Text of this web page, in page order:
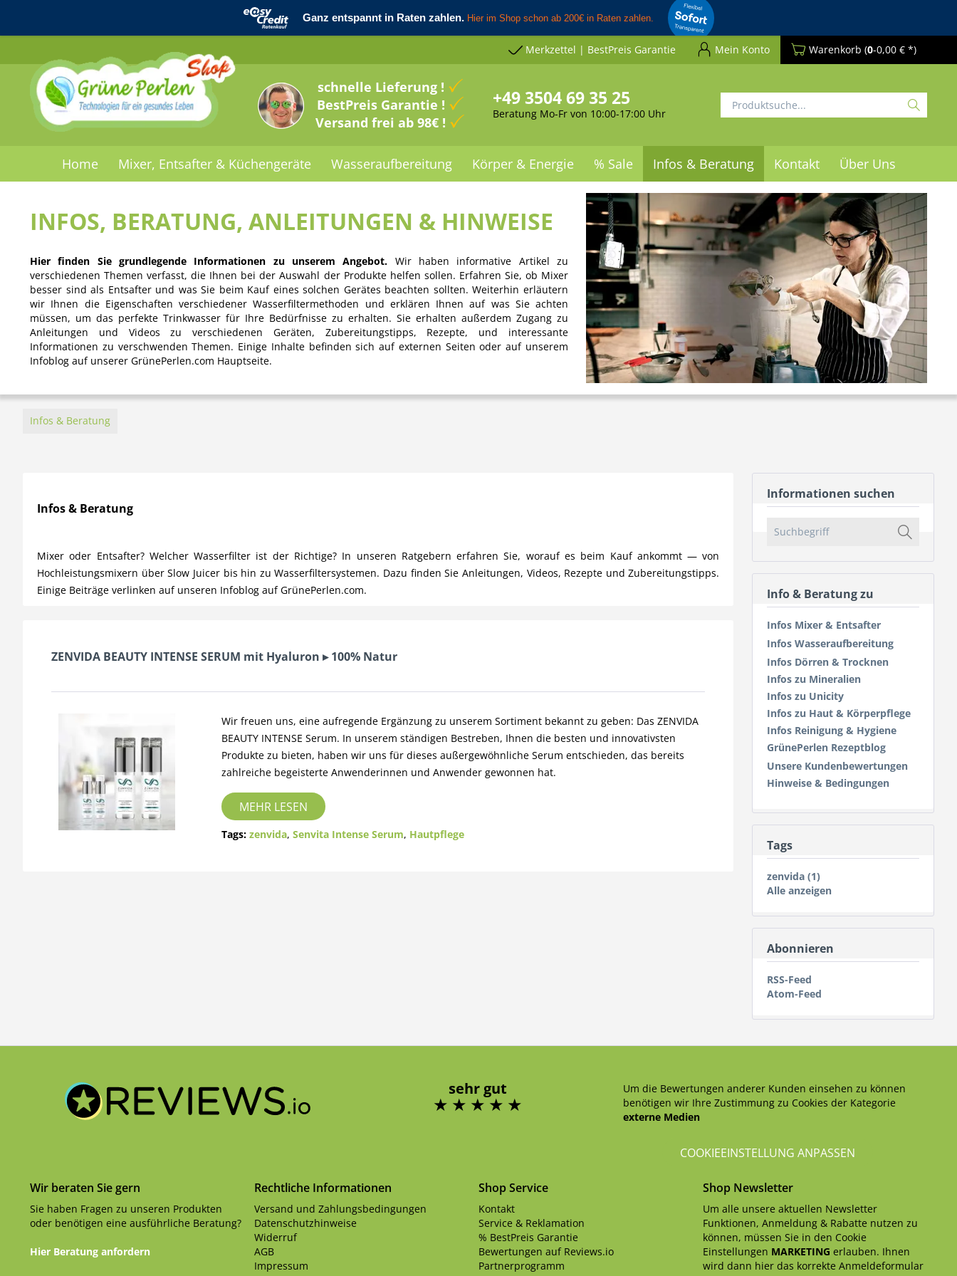
Merkzettel | BestPreis Garantie Mein Konto Warenkorb (0-0,00 € *)
schnelle Lieferung !
BestPreis Garantie !
Versand frei ab 98€ !
+49 3504 69 35 25
Beratung Mo-Fr von 10:00-17:00 Uhr
Home Mixer, Entsafter & Küchengeräte Wasseraufbereitung Körper & Energie % Sale Infos & Beratung Kontakt Über Uns
INFOS, BERATUNG, ANLEITUNGEN & HINWEISE
Hier finden Sie grundlegende Informationen zu unserem Angebot. Wir haben informative Artikel zu
verschiedenen Themen verfasst, die Ihnen bei der Auswahl der Produkte helfen sollen. Erfahren Sie, ob Mixer
besser sind als Entsafter und was Sie beim Kauf eines solchen Gerätes beachten sollten. Weiterhin erläutern
wir Ihnen die Eigenschaften verschiedener Wasserfiltermethoden und erklären Ihnen auf was Sie achten
müssen, um das perfekte Trinkwasser für Ihre Bedürfnisse zu erhalten. Sie erhalten außerdem Zugang zu
Anleitungen und Videos zu verschiedenen Geräten, Zubereitungstipps, Rezepte, und interessante
Informationen zu verschwenden Themen. Einige Inhalte befinden sich auf externen Seiten oder auf unserem
Infoblog auf unserer GrünePerlen.com Hauptseite.
Infos & Beratung
Informationen suchen
Info & Beratung zu
Infos Mixer & Entsafter
Infos Wasseraufbereitung
Infos Dörren & Trocknen
Infos zu Mineralien
Infos zu Unicity
Infos zu Haut & Körperpflege
Infos Reinigung & Hygiene
GrünePerlen Rezeptblog
Unsere Kundenbewertungen
Hinweise & Bedingungen
Tags
zenvida (1)
Alle anzeigen
Abonnieren
RSS-Feed
Atom-Feed
Infos & Beratung
Mixer oder Entsafter? Welcher Wasserfilter ist der Richtige? In unseren Ratgebern erfahren Sie, worauf es beim Kauf ankommt — von
Hochleistungsmixern über Slow Juicer bis hin zu Wasserfiltersystemen. Dazu finden Sie Anleitungen, Videos, Rezepte und Zubereitungstipps.
Einige Beiträge verlinken auf unseren Infoblog auf GrünePerlen.com.
ZENVIDA BEAUTY INTENSE SERUM mit Hyaluron ▸ 100% Natur
Wir freuen uns, eine aufregende Ergänzung zu unserem Sortiment bekannt zu geben: Das ZENVIDA
BEAUTY INTENSE Serum. In unserem ständigen Bestreben, Ihnen die besten und innovativsten
Produkte zu bieten, haben wir uns für dieses außergewöhnliche Serum entschieden, das bereits
zahlreiche begeisterte Anwenderinnen und Anwender gewonnen hat.
MEHR LESEN
Tags: zenvida, Senvita Intense Serum, Hautpflege
sehr gut
Um die Bewertungen anderer Kunden einsehen zu können
benötigen wir Ihre Zustimmung zu Cookies der Kategorie
externe Medien
COOKIEEINSTELLUNG ANPASSEN
Wir beraten Sie gern
Sie haben Fragen zu unseren Produkten
oder benötigen eine ausführliche Beratung?
Hier Beratung anfordern
Rechtliche Informationen
Versand und Zahlungsbedingungen
Datenschutzhinweise
Widerruf
AGB
Impressum
Shop Service
Kontakt
Service & Reklamation
% BestPreis Garantie
Bewertungen auf Reviews.io
Partnerprogramm
Shop Newsletter
Um alle unsere aktuellen Newsletter
Funktionen, Anmeldung & Rabatte nutzen zu
können, müssen Sie in den Cookie
Einstellungen MARKETING erlauben. Ihnen
wird dann hier das korrekte Anmeldeformular